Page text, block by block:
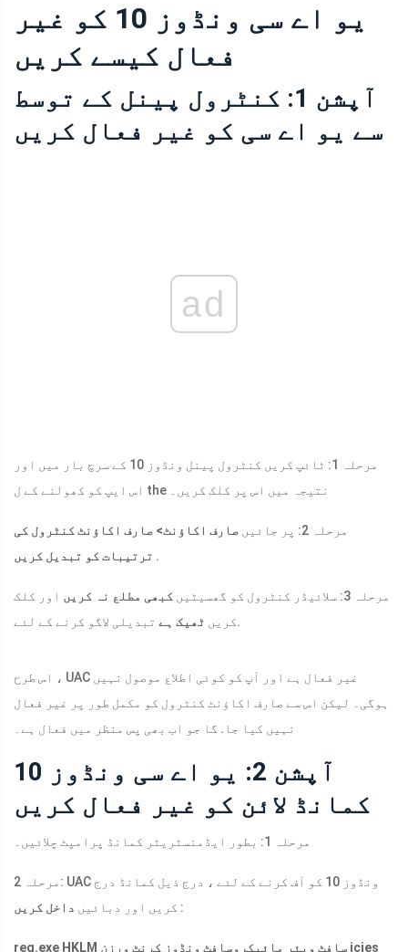
یو اے سی ونڈوز 10 کو غیر
فعال کیسے کریں
آپشن 1: کنٹرول پینل کے توسط
سے یو اے سی کو غیر فعال کریں
ad
مرحلہ 1: ٹائپ کریں کنٹرول پینل ونڈوز 10 کے سرچ بار میں اور
اس ایپ کو کھولنے کے ل the نتیجہ میں اس پر کلک کریں۔
مرحلہ 2: پر جائیں
صارف اکاؤنٹ> صارف اکاؤنٹ کنٹرول کی
ترتیبات کو تبدیل کریں .
مرحلہ 3: سلائیڈر کنٹرول کو گھسیٹیں کبھی مطلع نہ کریں اور کلک
کریں ٹھیک ہے تبدیلی لاگو کرنے کے لئے.
اس طرح ، UAC غیر فعال ہے اور آپ کو کوئی اطلاع موصول نہیں
ہوگی۔ لیکن اس سے صارف اکاؤنٹ کنٹرول کو مکمل طور پر غیر فعال
نہیں کیا جا. گا جو اب بھی پس منظر میں فعال ہے۔
آپشن 2: یو اے سی ونڈوز 10
کمانڈ لائن کو غیر فعال کریں
مرحلہ 1: بطور ایڈمنسٹریٹر کمانڈ پرامپٹ چلائیں۔
مرحلہ 2: UAC ونڈوز 10 کو آف کرنے کے لئے ، درج ذیل کمانڈ درج
کریں اور دبائیں داخل کریں :
reg.exe HKLM سافٹ ویئر مائیکروسافٹ ونڈوز کرنٹ ورزن icies